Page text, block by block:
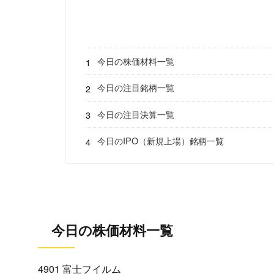
今日の株価材料一覧
今日の注目銘柄一覧
今日の注目決算一覧
今日のIPO（新規上場）銘柄一覧
今日の株価材料一覧
4901 富士フイルム